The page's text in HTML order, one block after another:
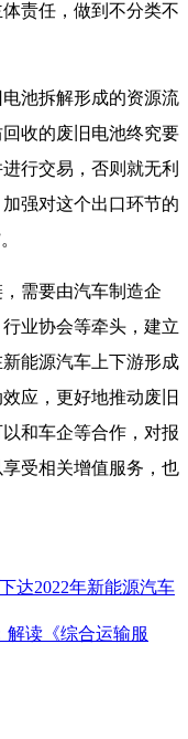
责任，做到不分类不
池拆解形成的资源流
收的废旧电池终究要
行交易，否则就无利
强对这个出口环节的
需要由汽车制造企
业协会等牵头，建立
能源汽车上下游形成
应，更好地推动废旧
和车企等合作，对报
受相关增值服务，也
达2022年新能源汽车
解读《综合运输服